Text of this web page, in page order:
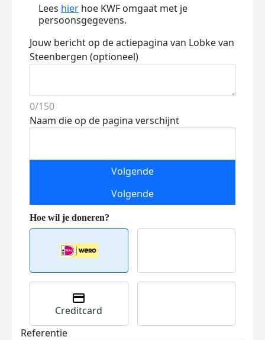
Lees hier hoe KWF omgaat met je
persoonsgegevens.
Jouw bericht op de actiepagina van Lobke van
Steenbergen (optioneel)
0/150
Naam die op de pagina verschijnt
Volgende
Volgende
Creditcard
Referentie